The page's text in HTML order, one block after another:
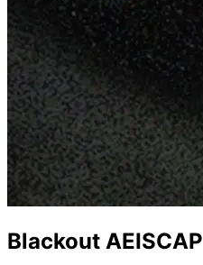
Blackout AEISCAP